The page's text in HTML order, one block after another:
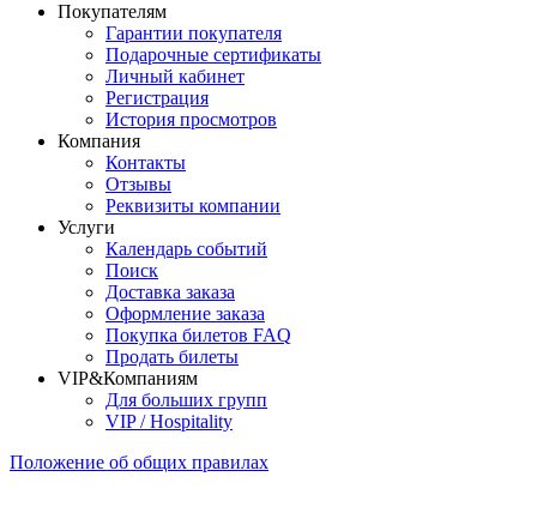
Покупателям
Гарантии покупателя
Подарочные сертификаты
Личный кабинет
Регистрация
История просмотров
Компания
Контакты
Отзывы
Реквизиты компании
Услуги
Календарь событий
Поиск
Доставка заказа
Оформление заказа
Покупка билетов FAQ
Продать билеты
VIP&Компаниям
Для больших групп
VIP / Hospitality
Положение об общих правилах